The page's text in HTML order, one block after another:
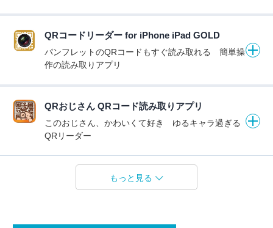
QRコードリーダー for iPhone iPad GOLD
パンフレットのQRコードもすぐ読み取れる 簡単操
作の読み取りアプリ
QRおじさん QRコード読み取りアプリ
このおじさん、かわいくて好き ゆるキャラ過ぎる
QRリーダー
もっと見る